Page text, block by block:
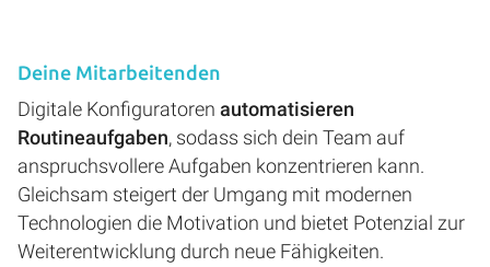
Deine Mitarbeitenden
Digitale Konfiguratoren automatisieren
Routineaufgaben, sodass sich dein Team auf
anspruchsvollere Aufgaben konzentrieren kann.
Gleichsam steigert der Umgang mit modernen
Technologien die Motivation und bietet Potenzial zur
Weiterentwicklung durch neue Fähigkeiten.